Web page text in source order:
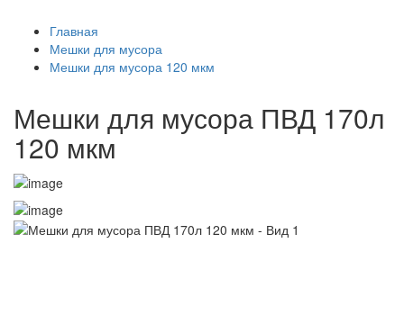
Главная
Мешки для мусора
Мешки для мусора 120 мкм
Мешки для мусора ПВД 170л
120 мкм